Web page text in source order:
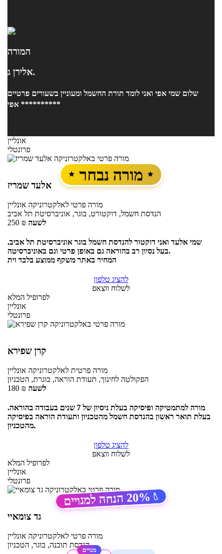
המורה
אלירן ג.
שלום שמי אפי ואני לומד תורת החשמל ומעוניין בשעורים פרטיים
********** אפי
אונליין
פרונטלי
מורה נבחר
אלעד שמריז
מורה פרטי לאלקטרוניקה אונליין
הנדסת חשמל, דוקטורט, בוגר, אוניברסיטת תל אביב
250 ₪ לשעה
שמי אלעד ואני דוקטור להנדסת חשמל בוגר אוניברסיטת תל אביב.
בעל נסיון רב בהוראה גם באופן פרטי וגם באוניברסיטה.
המחיר באתר משקף ממוצע בלבד וית
להציג טלפון
לשלוח ווצאפ
לפרופיל המלא
אונליין
פרונטלי
קרן שפירא
מורה פרטית לאלקטרוניקה אונליין
הפקולטה לחינוך, תעודת הוראה, בוגרת, הטכניון
180 ₪ לשעה
מורה למתמטיקה ופיסיקה בעלת ניסיון של 7 שנים בעבודה בהוראה.
בעלת תואר ראשון בהנדסת חשמל מהטכניון ותעודת הוראה בפיסיקה
מהטכניון.
להציג טלפון
לשלוח ווצאפ
לפרופיל המלא
אונליין
פרונטלי
🏷️
20%
הנחה למנויים
גד צומאיי
מורה פרטי לאלקטרוניקה אונליין
הנדסת תוכנה, בוגר, הטכניון
מנויים